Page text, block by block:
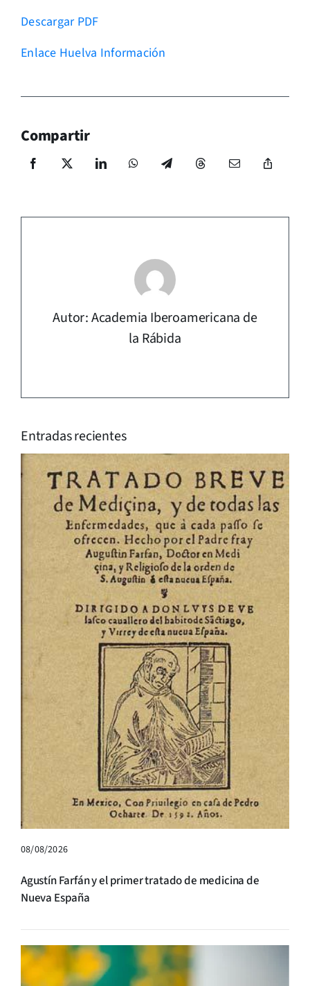
Descargar PDF
Enlace Huelva Información
Compartir
Autor: Academia Iberoamericana de
la Rábida
Entradas recientes
08/08/2026
Agustín Farfán y el primer tratado de medicina de
Nueva España